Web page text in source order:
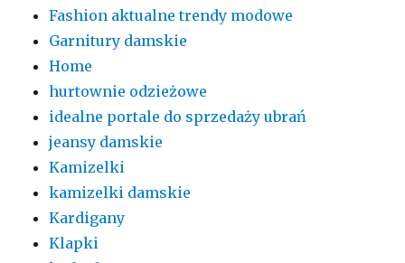
Fashion aktualne trendy modowe
Garnitury damskie
Home
hurtownie odzieżowe
idealne portale do sprzedaży ubrań
jeansy damskie
Kamizelki
kamizelki damskie
Kardigany
Klapki